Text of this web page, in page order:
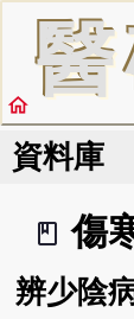
醫
home
資料庫
book_2
傷
辨少陰